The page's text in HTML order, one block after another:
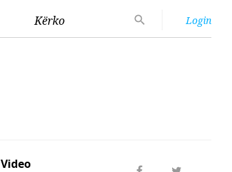
Kërko Login
Video